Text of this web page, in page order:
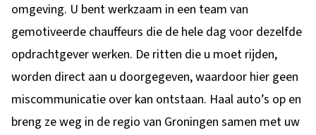
omgeving. U bent werkzaam in een team van
gemotiveerde chauffeurs die de hele dag voor dezelfde
opdrachtgever werken. De ritten die u moet rijden,
worden direct aan u doorgegeven, waardoor hier geen
miscommunicatie over kan ontstaan. Haal auto’s op en
breng ze weg in de regio van Groningen samen met uw